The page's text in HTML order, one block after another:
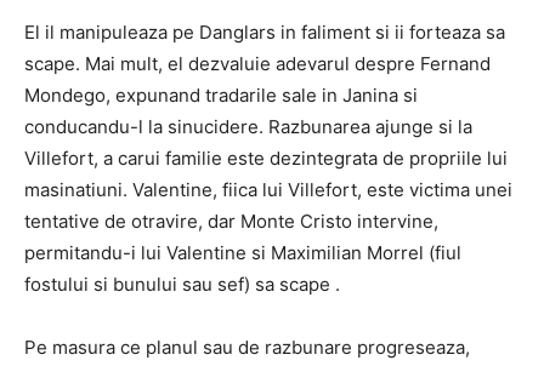
El il manipuleaza pe Danglars in faliment si ii forteaza sa
scape. Mai mult, el dezvaluie adevarul despre Fernand
Mondego, expunand tradarile sale in Janina si
conducandu-l la sinucidere. Razbunarea ajunge si la
Villefort, a carui familie este dezintegrata de propriile lui
masinatiuni. Valentine, fiica lui Villefort, este victima unei
tentative de otravire, dar Monte Cristo intervine,
permitandu-i lui Valentine si Maximilian Morrel (fiul
fostului si bunului sau sef) sa scape .
Pe masura ce planul sau de razbunare progreseaza,